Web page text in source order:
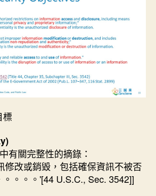
標
有關完整性的摘錄：
修改或銷毀，包括確保資訊不被否
。。。'[44 U.S.C., Sec. 3542]]